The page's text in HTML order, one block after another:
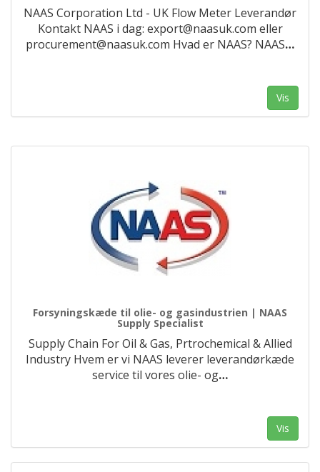
NAAS Corporation Ltd - UK Flow Meter Leverandør
Kontakt NAAS i dag: export@naasuk.com eller
procurement@naasuk.com Hvad er NAAS? NAAS…
Vis
Forsyningskæde til olie- og gasindustrien | NAAS
Supply Specialist
Supply Chain For Oil & Gas, Prtrochemical & Allied
Industry Hvem er vi NAAS leverer leverandørkæde
service til vores olie- og…
Vis